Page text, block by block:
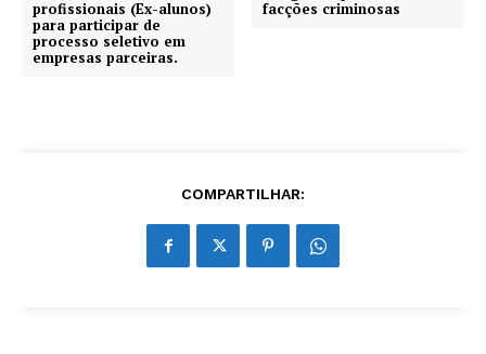
profissionais (Ex-alunos)
para participar de
processo seletivo em
empresas parceiras.
facções criminosas
COMPARTILHAR: